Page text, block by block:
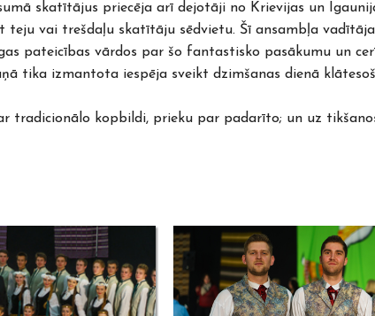
skatītājus priecēja arī dejotāji no Krievijas un
teju vai trešdaļu skatītāju sēdvietu. Šī ansambļa
pateicības vārdos par šo fantastisko pasākumu un
tika izmantota iespēja sveikt dzimšanas dienā
tradicionālo kopbildi, prieku par padarīto; un uz